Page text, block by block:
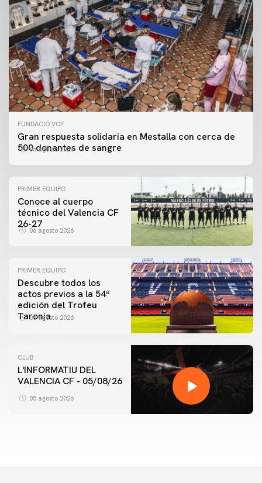
FUNDACIÓ VCF
Gran respuesta solidaria en Mestalla con cerca de
500 donantes de sangre
06 agosto 2026
PRIMER EQUIPO
Conoce al cuerpo
técnico del Valencia CF
26-27
06 agosto 2026
PRIMER EQUIPO
Descubre todos los
actos previos a la 54ª
edición del Trofeu
Taronja
06 agosto 2026
CLUB
L'INFORMATIU DEL
VALENCIA CF - 05/08/26
05 agosto 2026